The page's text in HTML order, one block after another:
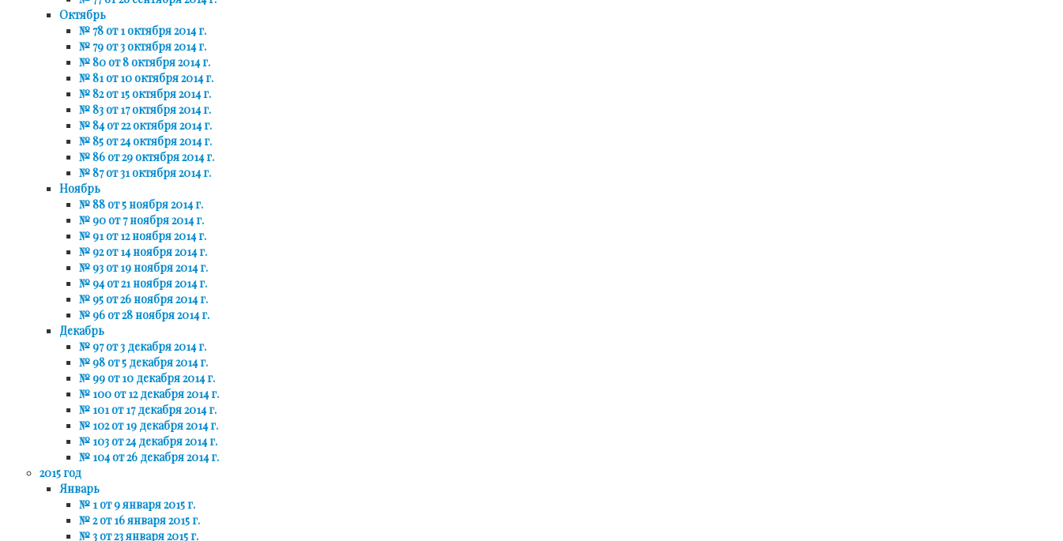
Октябрь
№ 78 от 1 октября 2014 г.
№ 79 от 3 октября 2014 г.
№ 80 от 8 октября 2014 г.
№ 81 от 10 октября 2014 г.
№ 82 от 15 октября 2014 г.
№ 83 от 17 октября 2014 г.
№ 84 от 22 октября 2014 г.
№ 85 от 24 октября 2014 г.
№ 86 от 29 октября 2014 г.
№ 87 от 31 октября 2014 г.
Ноябрь
№ 88 от 5 ноября 2014 г.
№ 90 от 7 ноября 2014 г.
№ 91 от 12 ноября 2014 г.
№ 92 от 14 ноября 2014 г.
№ 93 от 19 ноября 2014 г.
№ 94 от 21 ноября 2014 г.
№ 95 от 26 ноября 2014 г.
№ 96 от 28 ноября 2014 г.
Декабрь
№ 97 от 3 декабря 2014 г.
№ 98 от 5 декабря 2014 г.
№ 99 от 10 декабря 2014 г.
№ 100 от 12 декабря 2014 г.
№ 101 от 17 декабря 2014 г.
№ 102 от 19 декабря 2014 г.
№ 103 от 24 декабря 2014 г.
№ 104 от 26 декабря 2014 г.
2015 год
Январь
№ 1 от 9 января 2015 г.
№ 2 от 16 января 2015 г.
№ 3 от 23 января 2015 г.